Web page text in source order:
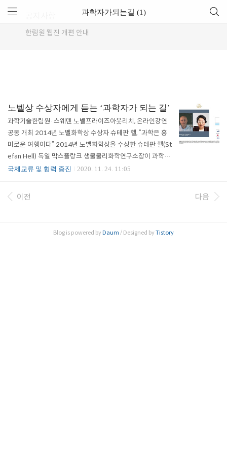
한림원 웹진 개편 안내
과학자가되는길 (1)
노벨상 수상자에게 듣는 ‘과학자가 되는 길’
과학기술한림원·스웨덴 노벨프라이즈아웃리치, 온라인강연
공동 개최 2014년 노벨화학상 수상자 슈테판 헬, “과학은 흥
미로운 여행이다” 2014년 노벨화학상을 수상한 슈테판 헬(St
efan Hell) 독일 막스플랑크 생물물리화학연구소장이 과학자
를 꿈꾸는 청소년들과 젊은 연구자들을 위해 온라인 강연에 나
노벨상의 지식과 가치를 전 세계에 전파하는 역할을 수행하는
노벨프라이즈아웃리치(Nobel Prize Outreach)와 함께 지난
라이즈 다이얼로그 서울(Nobel Prize Dialogue Seoul 202
국제교류 및 협력 증진 2020. 11. 24. 11:05
이전 다음
Blog is powered byDaum / Designed byTistory